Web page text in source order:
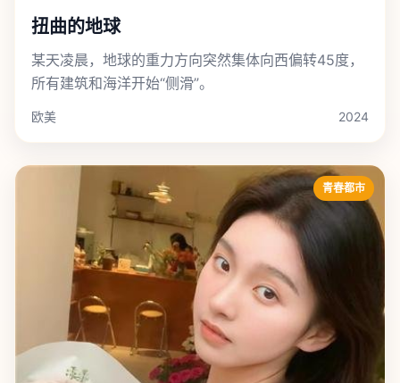
扭曲的地球
某天凌晨，地球的重力方向突然集体向西偏转45度，
所有建筑和海洋开始“侧滑”。
欧美 2024
青春都市